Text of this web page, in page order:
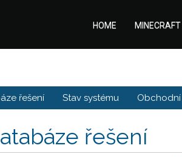
HOME MINECRAFT
řešení Stav systému
řešení